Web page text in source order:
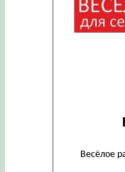
Весёлое